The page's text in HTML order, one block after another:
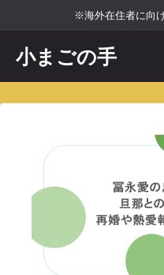
ツ
へ
※海外在住者に向
小まごの手